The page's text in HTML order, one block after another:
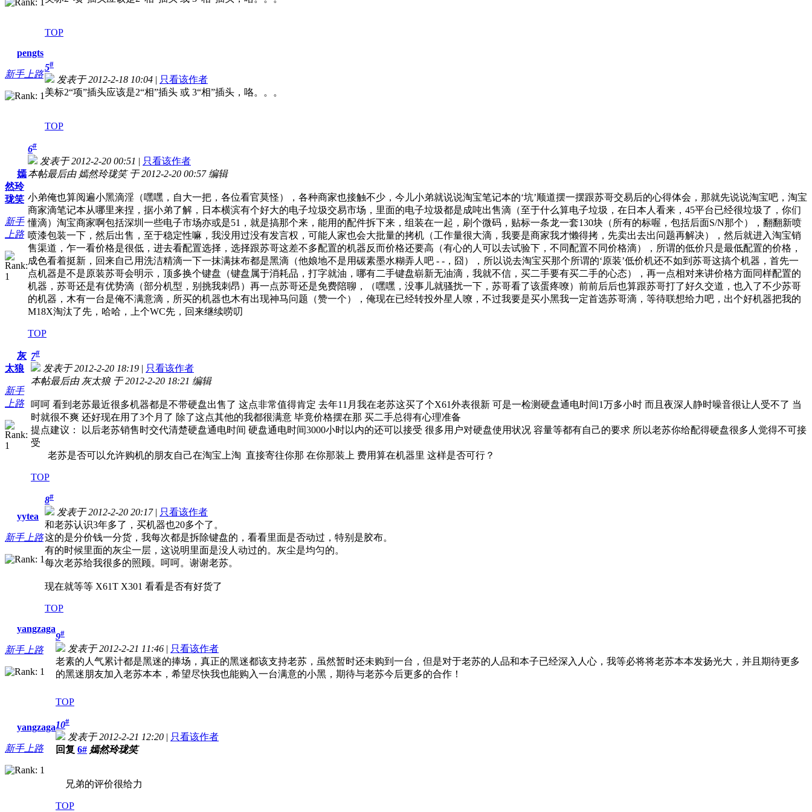
TOP
pengts
新手上路
5#
发表于 2012-2-18 10:04 | 只看该作者
美标2“项”插头应该是2“相”插头 或 3“相”插头，咯。。。
TOP
嫣
然玲
珑笑
新手
上路
6#
发表于 2012-2-20 00:51 | 只看该作者
本帖最后由 嫣然玲珑笑 于 2012-2-20 00:57 编辑
小弟俺也算阅遍小黑滴淫（嘿嘿，自大一把，各位看官莫怪），各种商家也接触不少，今儿小弟就说说淘宝笔记本的‘坑’顺道摆一摆跟苏哥交易后的心得体会，那就先说说淘宝吧，淘宝
商家滴笔记本从哪里来捏，据小弟了解，日本横滨有个好大的电子垃圾交易市场，里面的电子垃圾都是成吨出售滴（至于什么算电子垃圾，在日本人看来，45平台已经很垃圾了，你们
懂滴）淘宝商家啊包括深圳一些电子市场亦或是51，就是搞那个来，能用的配件拆下来，组装在一起，刷个微码，贴标一条龙一套130块（所有的标喔，包括后面S/N那个），翻翻新喷
喷漆包装一下，然后出售，至于稳定性嘛，我没用过没有发言权，可能人家也会大批量的拷机（工作量很大滴，我要是商家我才懒得拷，先卖出去出问题再解决），然后就进入淘宝销
售渠道，乍一看价格是很低，进去看配置选择，选择跟苏哥这差不多配置的机器反而价格还要高（有心的人可以去试验下，不同配置不同价格滴），所谓的低价只是最低配置的价格，
成色看着挺新，回来自己用洗洁精滴一下一抹满抹布都是黑滴（他娘地不是用碳素墨水糊弄人吧 - -，囧），所以说去淘宝买那个所谓的‘原装’低价机还不如到苏哥这搞个机器，首先一
点机器是不是原装苏哥会明示，顶多换个键盘（键盘属于消耗品，打字就油，哪有二手键盘崭新无油滴，我就不信，买二手要有买二手的心态），再一点相对来讲价格方面同样配置的
机器，苏哥还是有优势滴（部分机型，别挑我刺昂）再一点苏哥还是免费陪聊，（嘿嘿，没事儿就骚扰一下，苏哥看了该蛋疼嘹）前前后后也算跟苏哥打了好久交道，也入了不少苏哥
的机器，木有一台是俺不满意滴，所买的机器也木有出现神马问题（赞一个），俺现在已经转投外星人嘹，不过我要是买小黑我一定首选苏哥滴，等待联想给力吧，出个好机器把我的
M18X淘汰了先，哈哈，上个WC先，回来继续唠叨
TOP
灰
太狼
新手
上路
7#
发表于 2012-2-20 18:19 | 只看该作者
本帖最后由 灰太狼 于 2012-2-20 18:21 编辑
呵呵 看到老苏最近很多机器都是不带硬盘出售了 这点非常值得肯定 去年11月我在老苏这买了个X61外表很新 可是一检测硬盘通电时间1万多小时 而且夜深人静时噪音很让人受不了 当
时就很不爽 还好现在用了3个月了 除了这点其他的我都很满意 毕竟价格摆在那 买二手总得有心理准备
提点建议： 以后老苏销售时交代清楚硬盘通电时间 硬盘通电时间3000小时以内的还可以接受 很多用户对硬盘使用状况 容量等都有自己的要求 所以老苏你给配得硬盘很多人觉得不可接
受
老苏是否可以允许购机的朋友自己在淘宝上淘 直接寄往你那 在你那装上 费用算在机器里 这样是否可行？
TOP
yytea
新手上路
8#
发表于 2012-2-20 20:17| 只看该作者
和老苏认识3年多了，买机器也20多个了。
这的是分价钱一分货，我每次都是拆除键盘的，看看里面是否动过，特别是胶布。
有的时候里面的灰尘一层，这说明里面是没人动过的。灰尘是均匀的。
每次老苏给我很多的照顾。呵呵。谢谢老苏。
现在就等等 X61T X301 看看是否有好货了
TOP
yangzaga
新手上路
9#
发表于 2012-2-21 11:46 | 只看该作者
老素的人气累计都是黑迷的捧场，真正的黑迷都该支持老苏，虽然暂时还未购到一台，但是对于老苏的人品和本子已经深入人心，我等必将将老苏本本发扬光大，并且期待更多
的黑迷朋友加入老苏本本，希望尽快我也能购入一台满意的小黑，期待与老苏今后更多的合作！
TOP
yangzaga
新手上路
10#
发表于 2012-2-21 12:20 | 只看该作者
回复 6# 嫣然玲珑笑
兄弟的评价很给力
TOP